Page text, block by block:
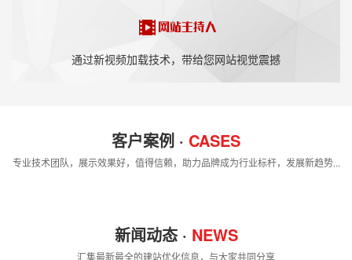
通过新视频加载技术，带给您网站视觉震撼
客户案例 · CASES
专业技术团队，展示效果好，值得信赖，助力品牌成为行业标杆，发展新趋势...
新闻动态 · NEWS
汇集最新最全的建站优化信息，与大家共同分享